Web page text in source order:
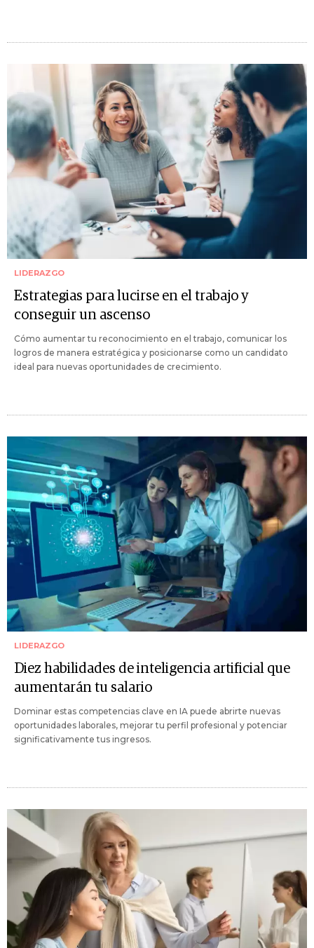
LIDERAZGO
Estrategias para lucirse en el trabajo y
conseguir un ascenso
Cómo aumentar tu reconocimiento en el trabajo, comunicar los
logros de manera estratégica y posicionarse como un candidato
ideal para nuevas oportunidades de crecimiento.
LIDERAZGO
Diez habilidades de inteligencia artificial que
aumentarán tu salario
Dominar estas competencias clave en IA puede abrirte nuevas
oportunidades laborales, mejorar tu perfil profesional y potenciar
significativamente tus ingresos.